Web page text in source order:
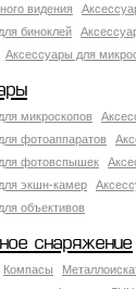
видения
биноклей
Аксессуары для
микроскопов
фотоаппаратов
фотовспышек
экшн-камер
объективов
снаряжение
Компасы